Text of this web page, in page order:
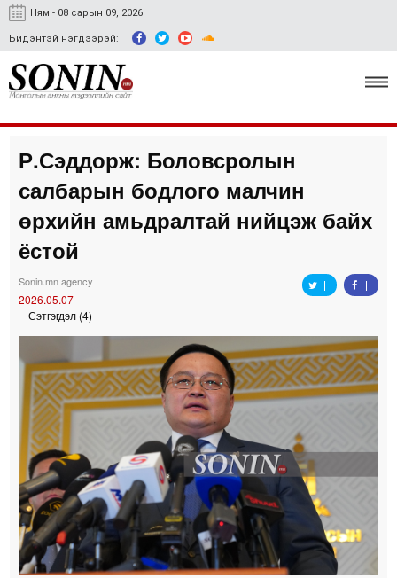
Ням - 08 сарын 09, 2026
Бидэнтэй нэгдээрэй:
Улс төр, эдийн засаг
Гэмт хэрэг
Р.Сэддорж: Боловсролын
салбарын бодлого малчин
өрхийн амьдралтай нийцэж байх
ёстой
Sonin.mn agency
2026.05.07
Сэтгэгдэл (4)